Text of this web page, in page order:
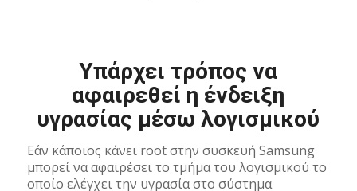
Υπάρχει τρόπος να
αφαιρεθεί η ένδειξη
υγρασίας μέσω λογισμικού
Εάν κάποιος κάνει root στην συσκευή Samsung
μπορεί να αφαιρέσει το τμήμα του λογισμικού το
οποίο ελέγχει την υγρασία στο σύστημα